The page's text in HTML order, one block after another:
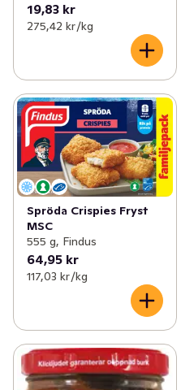
19,83 kr
275,42 kr /kg
Spröda Crispies Fryst
MSC
555 g, Findus
64,95 kr
117,03 kr /kg